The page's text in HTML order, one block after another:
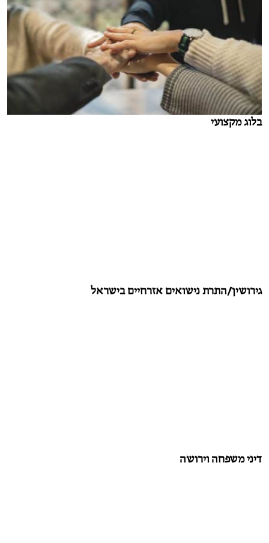
בלוג מקצועי
גירושין/התרת נישואים אזרחיים בישראל
דיני משפחה וירושה